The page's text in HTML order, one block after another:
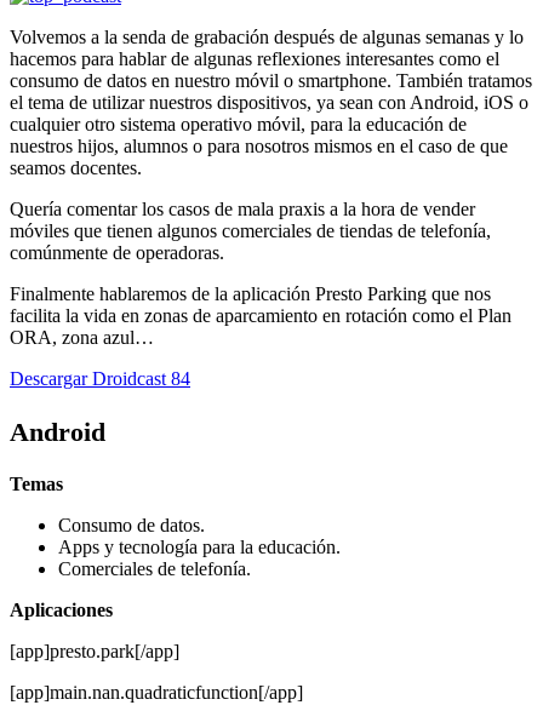
Volvemos a la senda de grabación después de algunas semanas y lo
hacemos para hablar de algunas reflexiones interesantes como el
consumo de datos en nuestro móvil o smartphone. También tratamos
el tema de utilizar nuestros dispositivos, ya sean con Android, iOS o
cualquier otro sistema operativo móvil, para la educación de
nuestros hijos, alumnos o para nosotros mismos en el caso de que
seamos docentes.
Quería comentar los casos de mala praxis a la hora de vender
móviles que tienen algunos comerciales de tiendas de telefonía,
comúnmente de operadoras.
Finalmente hablaremos de la aplicación Presto Parking que nos
facilita la vida en zonas de aparcamiento en rotación como el Plan
ORA, zona azul…
Descargar Droidcast 84
Android
Temas
Consumo de datos.
Apps y tecnología para la educación.
Comerciales de telefonía.
Aplicaciones
[app]presto.park[/app]
[app]main.nan.quadraticfunction[/app]